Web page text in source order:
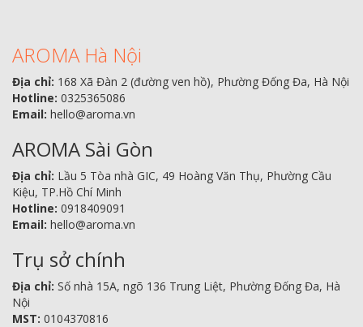
AROMA Hà Nội
Địa chỉ: 168 Xã Đàn 2 (đường ven hồ), Phường Đống Đa, Hà Nội
Hotline: 0325365086
Email: hello@aroma.vn
AROMA Sài Gòn
Địa chỉ: Lầu 5 Tòa nhà GIC, 49 Hoàng Văn Thụ, Phường Cầu
Kiệu, TP.Hồ Chí Minh
Hotline: 0918409091
Email: hello@aroma.vn
Trụ sở chính
Địa chỉ: Số nhà 15A, ngõ 136 Trung Liệt, Phường Đống Đa, Hà
Nội
MST: 0104370816